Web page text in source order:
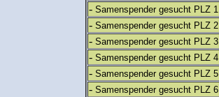
- Samenspender gesucht PLZ 1
- Samenspender gesucht PLZ 2
- Samenspender gesucht PLZ 3
- Samenspender gesucht PLZ 4
- Samenspender gesucht PLZ 5
- Samenspender gesucht PLZ 6